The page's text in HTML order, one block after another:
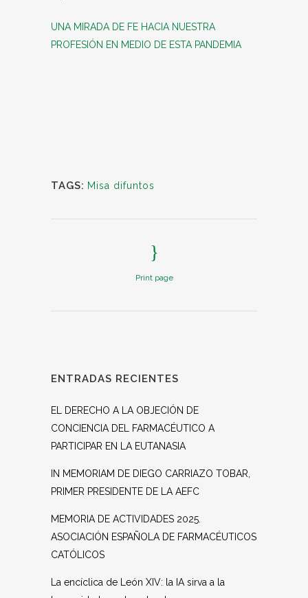
UNA MIRADA DE FE HACIA NUESTRA
PROFESIÓN EN MEDIO DE ESTA PANDEMIA
TAGS: Misa difuntos
Print page
ENTRADAS RECIENTES
EL DERECHO A LA OBJECIÓN DE
CONCIENCIA DEL FARMACÉUTICO A
PARTICIPAR EN LA EUTANASIA
IN MEMORIAM DE DIEGO CARRIAZO TOBAR,
PRIMER PRESIDENTE DE LA AEFC
MEMORIA DE ACTIVIDADES 2025.
ASOCIACIÓN ESPAÑOLA DE FARMACÉUTICOS
CATÓLICOS
La encíclica de León XIV: la IA sirva a la